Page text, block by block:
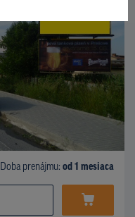
Doba prenájmu: od 1 mesiaca